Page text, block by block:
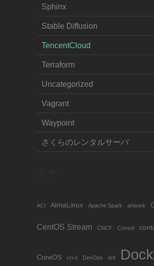
Sphinx
Stable Diffusion
TencentCloud
Terraform
Uncategorized
Vagrant
Waypoint
さくらのレンタルサーバ
ACI AlmaLinux Apache Spark artwork
CentOS Stream CNCF Consul
CoreOS cri-o DevOps dnf